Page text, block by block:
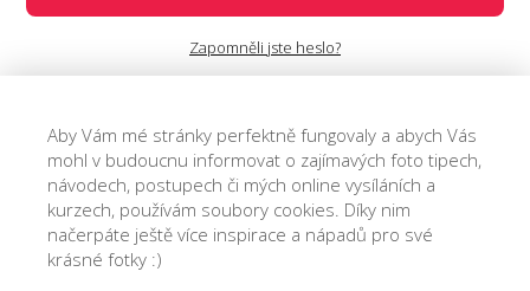
Zapomněli jste heslo?
Aby Vám mé stránky perfektně fungovaly a abych Vás
mohl v budoucnu informovat o zajímavých foto tipech,
návodech, postupech či mých online vysíláních a
kurzech, používám soubory cookies. Díky nim
načerpáte ještě více inspirace a nápadů pro své
krásné fotky :)